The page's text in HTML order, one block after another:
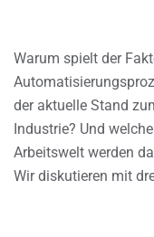
Warum spielt der
der aktuelle Stand
Industrie? Und
Arbeitswelt werden
Wir diskutieren mit